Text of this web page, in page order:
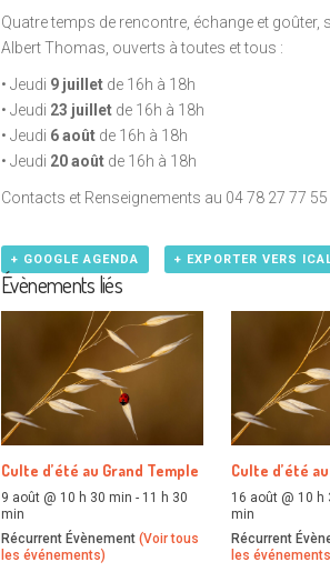
Quatre temps de rencontre, échange et
Albert Thomas, ouverts à toutes et tous :
• Jeudi 9 juillet de 16h à 18h
• Jeudi 23 juillet de 16h à 18h
• Jeudi 6 août de 16h à 18h
• Jeudi 20 août de 16h à 18h
Contacts et Renseignements au 04 78 27 77 55
+ GOOGLE AGENDA + EXPORTER VERS
Évènements liés
Culte d’été au Grand Temple
9 août @ 10 h 30 min - 11 h 30
min
Récurrent Évènement (Voir tous
les événements)
Culte d’été
16 août @ 10 h
min
Récurrent
les